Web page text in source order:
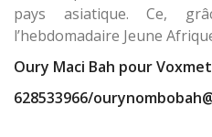
pays asiatique. Ce,
l’hebdomadaire Jeune
Oury Maci Bah pour
628533966/